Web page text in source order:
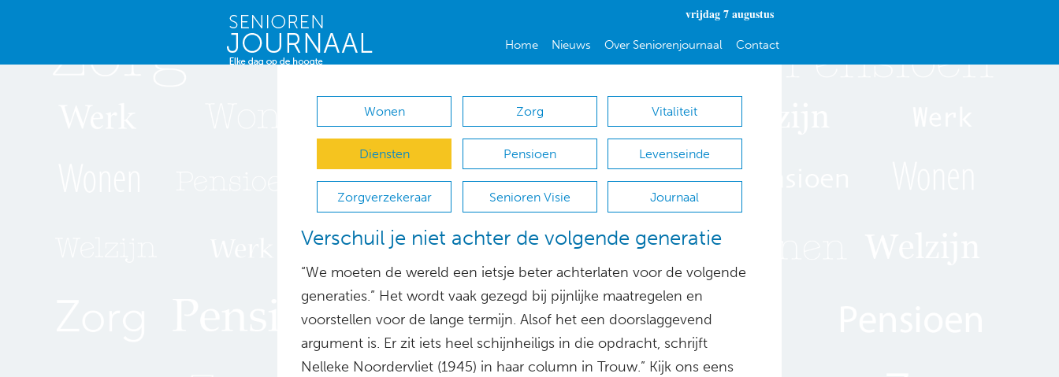
vrijdag 7 augustus
Home Nieuws Over Seniorenjournaal Contact
Wonen Zorg Vitaliteit
Diensten Pensioen Levenseinde
Zorgverzekeraar Senioren Visie Journaal
Verschuil je niet achter de volgende generatie
“We moeten de wereld een ietsje beter achterlaten voor de volgende
generaties.” Het wordt vaak gezegd bij pijnlijke maatregelen en
voorstellen voor de lange termijn. Alsof het een doorslaggevend
argument is. Er zit iets heel schijnheiligs in die opdracht, schrijft
Nelleke Noordervliet (1945) in haar column in Trouw.” Kijk ons eens